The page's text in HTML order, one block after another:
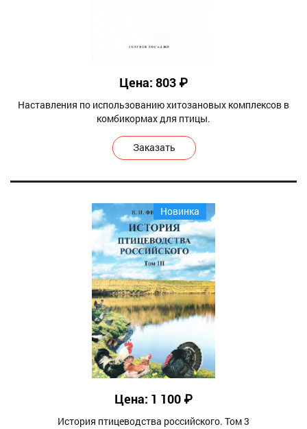
Цена: 803 ₽
Наставления по использованию хитозановых комплексов в
комбикормах для птицы.
Заказать
Новинка
Цена: 1 100 ₽
История птицеводства российского. Том 3